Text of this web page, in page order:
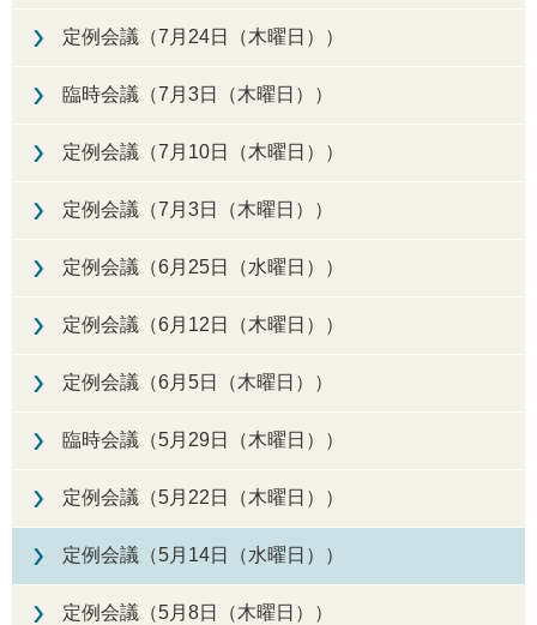
定例会議（7月24日（木曜日））
臨時会議（7月3日（木曜日））
定例会議（7月10日（木曜日））
定例会議（7月3日（木曜日））
定例会議（6月25日（水曜日））
定例会議（6月12日（木曜日））
定例会議（6月5日（木曜日））
臨時会議（5月29日（木曜日））
定例会議（5月22日（木曜日））
定例会議（5月14日（水曜日））
定例会議（5月8日（木曜日））